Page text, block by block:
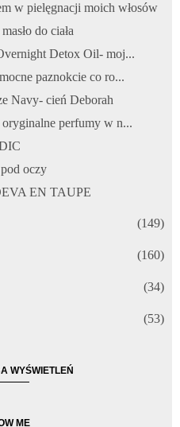
w pielęgnacji moich włosów
do ciała
Detox Oil- moj...
paznokcie co ro...
Navy- cień Deborah
perfumy w n...
oczy
EN TAUPE
(149)
(160)
(34)
(53)
WYŚWIETLEŃ
ME